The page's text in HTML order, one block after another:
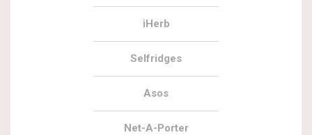
iHerb
Selfridges
Asos
Net-A-Porter